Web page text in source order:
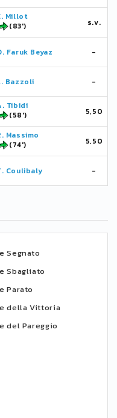
Millot
(83')
s.v.
Faruk Beyaz -
Bazzoli -
Tibidi
(58')
5,50
Massimo
(74')
5,50
Coulibaly -
Segnato
Sbagliato
Parato
della Vittoria
del Pareggio